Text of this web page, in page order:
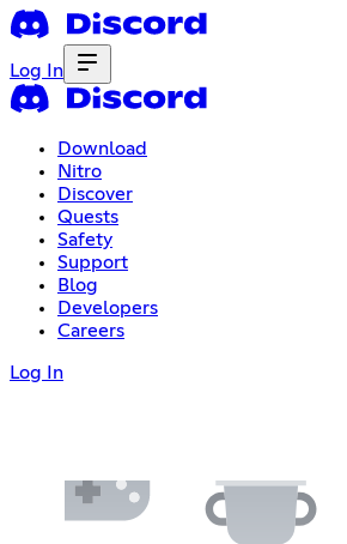
Log In
Download
Nitro
Discover
Quests
Safety
Support
Blog
Developers
Careers
Log In